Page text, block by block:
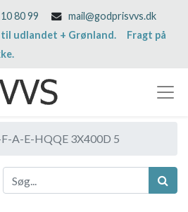
80 99
mail@godprisvvs.dk
til udlandet + Grønland. Fragt på
A-E-HQQE 3X400D 5